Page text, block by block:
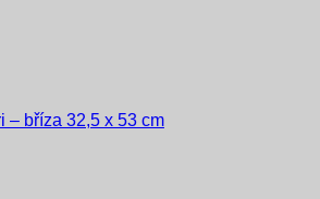
– bříza 32,5 x 53 cm